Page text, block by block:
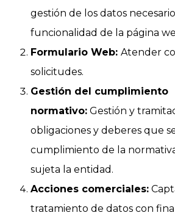
gestión de los datos
funcionalidad de la página
Formulario Web: Atender
solicitudes.
Gestión del cumplimiento
normativo: Gestión y
obligaciones y deberes que
cumplimiento de la
sujeta la entidad.
Acciones comerciales:
tratamiento de datos con